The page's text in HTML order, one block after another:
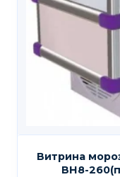
Витрина
ВН8-